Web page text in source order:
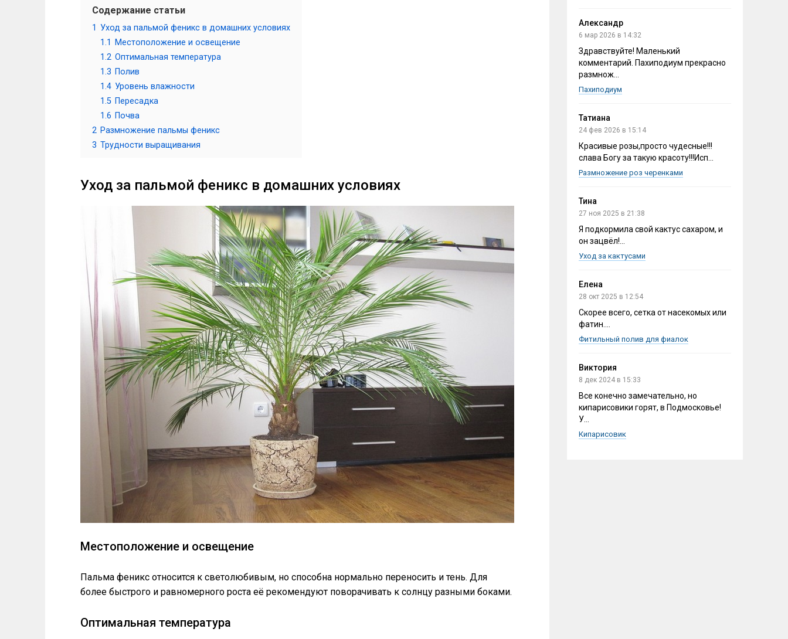
Содержание статьи
1 Уход за пальмой феникс в домашних условиях
1.1
Местоположение и освещение
1.2 Оптимальная температура
1.3 Полив
1.4 Уровень влажности
1.5 Пересадка
1.6 Почва
2 Размножение пальмы феникс
3 Трудности выращивания
Уход за пальмой феникс в домашних условиях
Местоположение и освещение
Пальма феникс относится к светолюбивым, но способна нормально переносить и тень. Для
более быстрого и равномерного роста её рекомендуют поворачивать к солнцу разными боками.
Оптимальная температура
Александр
6 мар 2026 в 14:32
Здравствуйте! Маленький
комментарий. Пахиподиум прекрасно
размнож...
Пахиподиум
Татиана
24 фев 2026 в 15:14
Красивые розы,просто чудесные!!!
слава Богу за такую красоту!!!Исп...
Размножение роз черенками
Тина
27 ноя 2025 в 21:38
Я подкормила свой кактус сахаром, и
он зацвёл!...
Уход за кактусами
Елена
28 окт 2025 в 12:54
Скорее всего, сетка от насекомых или
фатин....
Фитильный полив для фиалок
Виктория
8 дек 2024 в 15:33
Все конечно замечательно, но
кипарисовики горят, в Подмосковье!
У...
Кипарисовик